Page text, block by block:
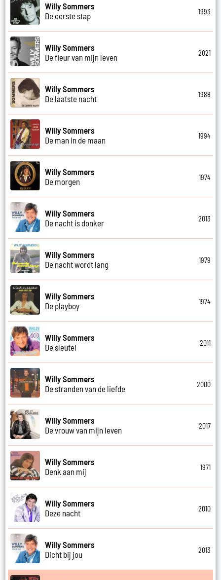
Willy Sommers
De eerste stap
1993
Willy Sommers
De fleur van mijn leven
2021
Willy Sommers
De laatste nacht
1988
Willy Sommers
De man in de maan
1994
Willy Sommers
De morgen
1974
Willy Sommers
De nacht is donker
2013
Willy Sommers
De nacht wordt lang
1979
Willy Sommers
De playboy
1974
Willy Sommers
De sleutel
2011
Willy Sommers
De stranden van de liefde
2000
Willy Sommers
De vrouw van mijn leven
2017
Willy Sommers
Denk aan mij
1971
Willy Sommers
Deze nacht
2010
Willy Sommers
Dicht bij jou
2013